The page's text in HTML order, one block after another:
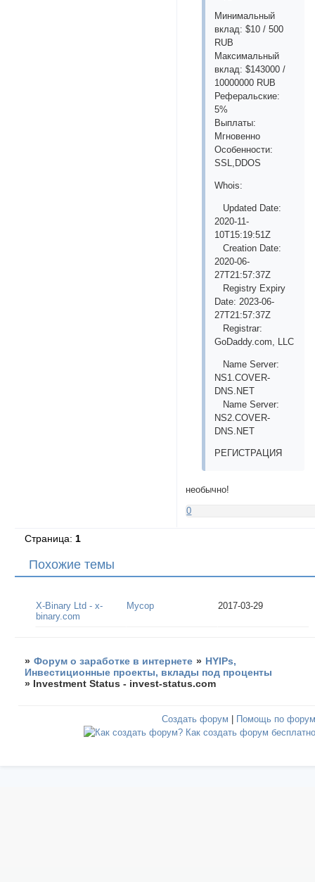
Минимальный
вклад: $10 / 500
RUB
Максимальный
вклад: $143000 /
10000000 RUB
Реферальские:
5%
Выплаты:
Мгновенно
Особенности:
SSL,DDOS
Whois:
Updated Date:
2020-11-
10T15:19:51Z
Creation Date:
2020-06-
27T21:57:37Z
Registry Expiry
Date: 2023-06-
27T21:57:37Z
Registrar:
GoDaddy.com, LLC
Name Server:
NS1.COVER-
DNS.NET
Name Server:
NS2.COVER-
DNS.NET
РЕГИСТРАЦИЯ
необычно!
0
Страница: 1
Похожие темы
X-Binary Ltd - x-
binary.com
Мусор 2017-03-29
» Форум о заработке в интернете » HYIPs,
Инвестиционные проекты, вклады под проценты
» Investment Status - invest-status.com
Создать форум Помощь по